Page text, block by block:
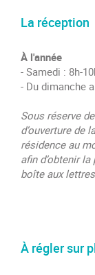
La réception
À l'année
- Samedi : 8h-
- Du dimanche
Sous réserve
d’ouverture de
résidence au
afin d’obtenir
boîte aux
À régler sur